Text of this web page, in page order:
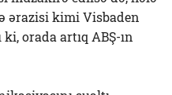
ərazisi kimi Visbaden
orada artıq ABŞ-ın